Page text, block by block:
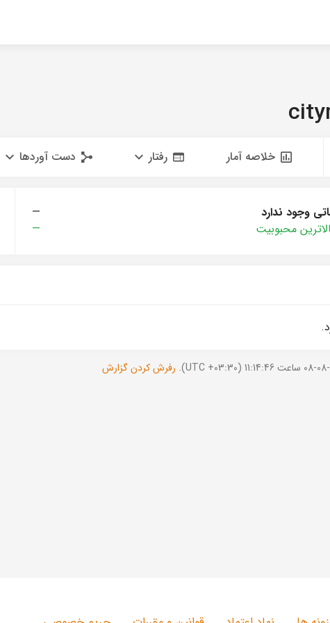
خلاصه آمار رفتار دست آوردها
وجود ندارد
—
محبوبیت
—
رفرش کردن گزارش